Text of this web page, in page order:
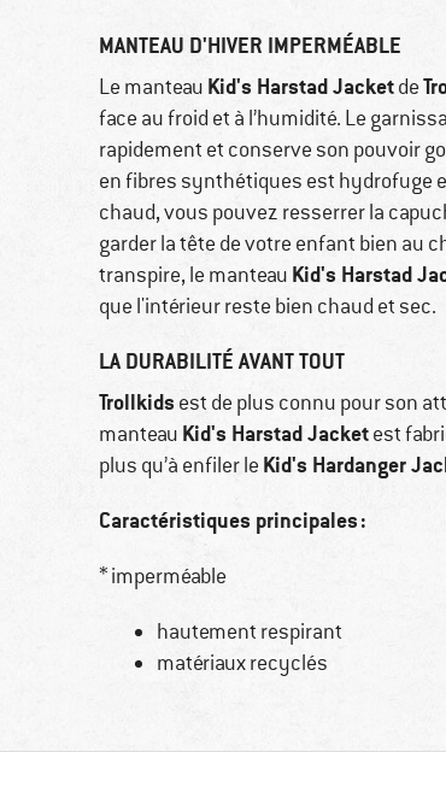
MANTEAU D'HIVER IMPERMÉABLE
Le manteau Kid's Harstad Jacketde
face au froid et à l’humidité. Le
rapidement et conserve son pouvoir
en fibres synthétiques est hydrofuge
chaud, vous pouvez resserrer la
garder la tête de votre enfant bien au
transpire, le manteau Kid's Harstad
que l'intérieur reste bien chaud et sec.
LA DURABILITÉ AVANT TOUT
Trollkids est de plus connu pour son
manteau Kid's Harstad Jacketest
plus qu’à enfiler le Kid's Hardanger
Caractéristiques principales :
* imperméable
hautement respirant
matériaux recyclés